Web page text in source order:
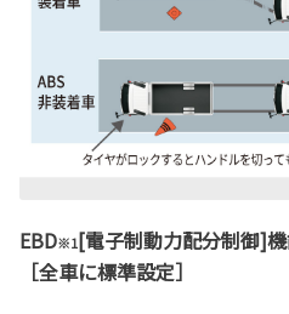
EBD※1[電子制動力配分制御]
［全車に標準設定］